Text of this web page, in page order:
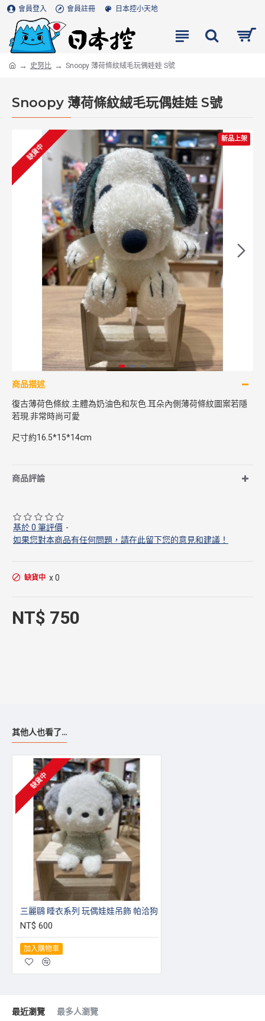
會員登入 會員註冊 日本控小天地
史努比 Snoopy 薄荷條紋絨毛玩偶娃娃 S號
Snoopy 薄荷條紋絨毛玩偶娃娃 S號
新品上架
缺貨中
商品描述
復古薄荷色條紋.主體為奶油色和灰色.耳朵內側薄荷條紋圖案若隱
若現.非常時尚可愛
尺寸約16.5*15*14cm
商品評論
基於 0 筆評價 -
如果您對本商品有任何問題，請在此留下您的意見和建議！
NT$ 750
缺貨中 x 0
其他人也看了...
缺貨中
三麗鷗 睡衣系列 玩偶娃娃吊飾 帕洽狗
NT$ 600
加入購物車
最近瀏覽 最多人瀏覽